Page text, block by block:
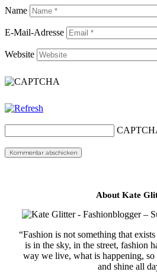
Name
E-Mail-Adresse
Website
About Kate
“Fashion is not something that
is in the sky, in the street, fashion
way we live, what is happening,
and shine all